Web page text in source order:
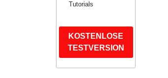
Tutorials
KOSTENLOSE
TESTVERSION